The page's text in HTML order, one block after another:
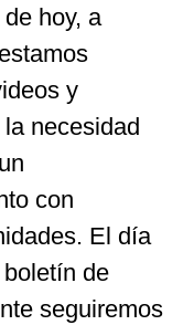
hoy, a
y
necesidad
con
El día
de
seguiremos